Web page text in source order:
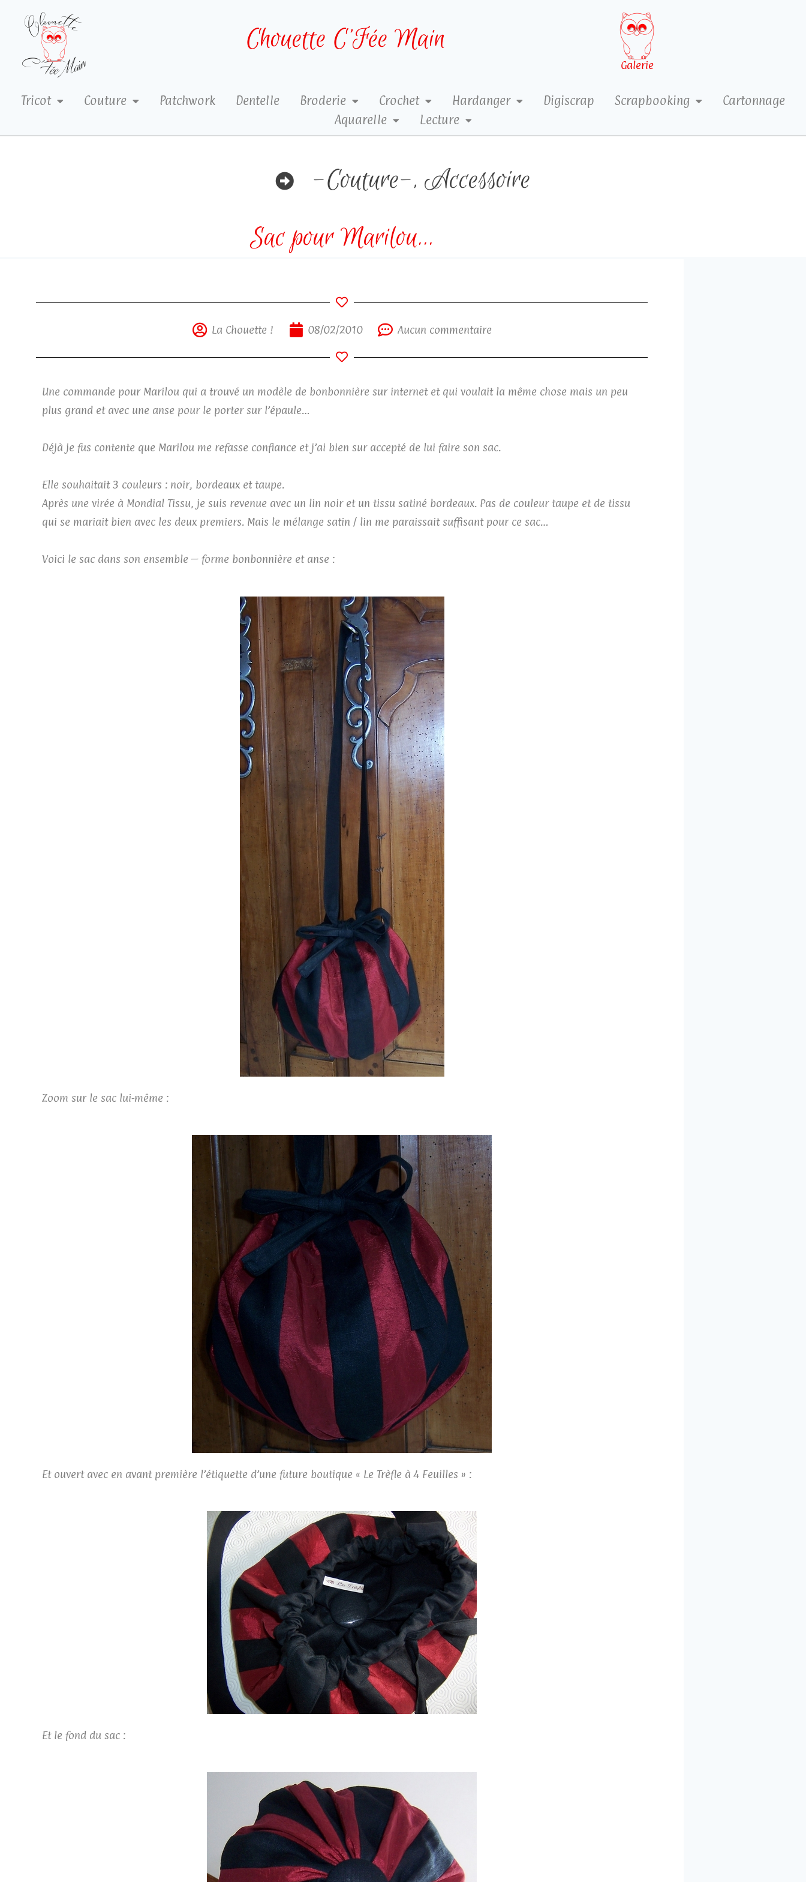
Chouette C’Fée Main
Galerie
Tricot Couture Patchwork Dentelle Broderie Crochet Hardanger Digiscrap Scrapbooking
Cartonnage
Aquarelle
Lecture
-Couture-, Accessoire
Sac pour Marilou…
La Chouette ! 08/02/2010 Aucun commentaire
Une commande pour Marilou qui a trouvé un modèle de bonbonnière sur internet et qui voulait la même chose mais un peu
plus grand et avec une anse pour le porter sur l’épaule…
Déjà je fus contente que Marilou me refasse confiance et j’ai bien sur accepté de lui faire son sac.
Elle souhaitait 3 couleurs : noir, bordeaux et taupe.
Après une virée à Mondial Tissu, je suis revenue avec un lin noir et un tissu satiné bordeaux. Pas de couleur taupe et de tissu
qui se mariait bien avec les deux premiers. Mais le mélange satin / lin me paraissait suffisant pour ce sac…
Voici le sac dans son ensemble – forme bonbonnière et anse :
Zoom sur le sac lui-même :
Et ouvert avec en avant première l’étiquette d’une future boutique « Le Trèfle à 4 Feuilles » :
Et le fond du sac :